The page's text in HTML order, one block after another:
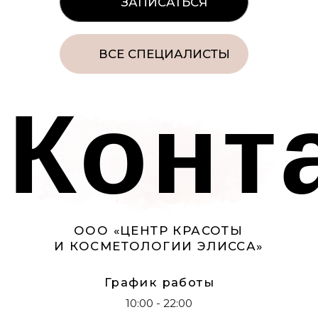
ООО «ЦКК Элисса»
ОГРН/ОГРНИП: 1245000119407
Контакты органов исполнительной
власти в сфере охраны здоровья
граждан
Нормативно-правовые документы
Перечень услуг ООО ЦКК ЭЛИССА